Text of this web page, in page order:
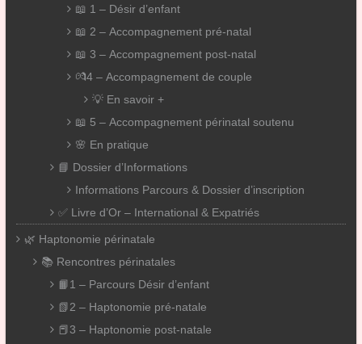
📖 1 – Désir d’enfant
📖 2 – Accompagnement pré-natal
📖 3 – Accompagnement post-natal
💏4 – Accompagnement de couple
💡 En savoir +
📖 5 – Accompagnement périnatal soutenu
🌸 En pratique
📘 Dossier d’Informations
Informations Parcours & Dossier d’inscription
✅ Livre d’Or – International & Expatriés
🌿 Haptonomie périnatale
📚 Rencontres périnatales
📙1 – Parcours Désir d’enfant
📗2 – Haptonomie pré-natale
📕3 – Haptonomie post-natale